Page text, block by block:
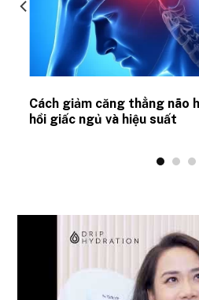
Cách giảm căng thẳng não
hồi giấc ngủ và hiệu suất